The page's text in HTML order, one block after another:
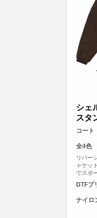
シェ
スタ
コー
全4色
リバー
ャケッ
でスポ
すれば
もの。
グで着
ロン面
DTFプ
ナイロ